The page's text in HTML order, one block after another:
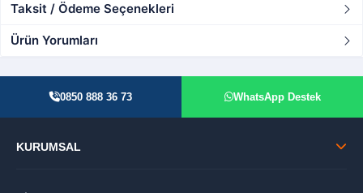
Taksit / Ödeme Seçenekleri
Ürün Yorumları
0850 888 36 73 WhatsApp Destek
KURUMSAL